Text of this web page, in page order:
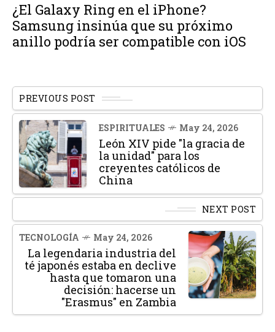
¿El Galaxy Ring en el iPhone?
Samsung insinúa que su próximo
anillo podría ser compatible con iOS
PREVIOUS POST
ESPIRITUALES May 24, 2026
León XIV pide "la gracia de
la unidad" para los
creyentes católicos de
China
NEXT POST
TECNOLOGÍA May 24, 2026
La legendaria industria del
té japonés estaba en declive
hasta que tomaron una
decisión: hacerse un
"Erasmus" en Zambia